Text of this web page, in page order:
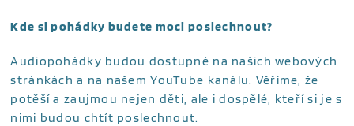
Kde si pohádky budete moci poslechnout?
Audiopohádky budou dostupné na našich webových
stránkách a na našem YouTube kanálu. Věříme, že
potěší a zaujmou nejen děti, ale i dospělé, kteří si je s
nimi budou chtít poslechnout.